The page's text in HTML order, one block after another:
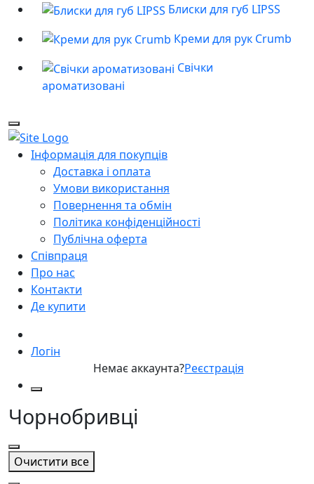
Блиски для губ LIPSS
Креми для рук Crumb
Свічки
ароматизовані
Інформація для покупців
Доставка і оплата
Умови використання
Повернення та обмін
Політика конфіденційності
Публічна оферта
Співпраця
Про нас
Контакти
Де купити
Логін
Немає аккаунта?Реєстрація
Чорнобривці
Очистити все